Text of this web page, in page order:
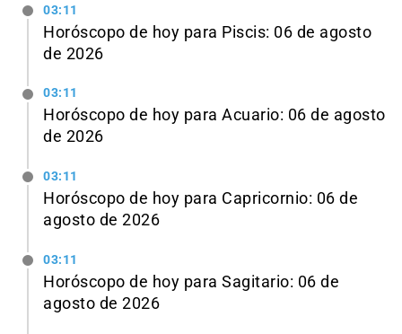
03:11
Horóscopo de hoy para Piscis: 06 de agosto
de 2026
03:11
Horóscopo de hoy para Acuario: 06 de agosto
de 2026
03:11
Horóscopo de hoy para Capricornio: 06 de
agosto de 2026
03:11
Horóscopo de hoy para Sagitario: 06 de
agosto de 2026